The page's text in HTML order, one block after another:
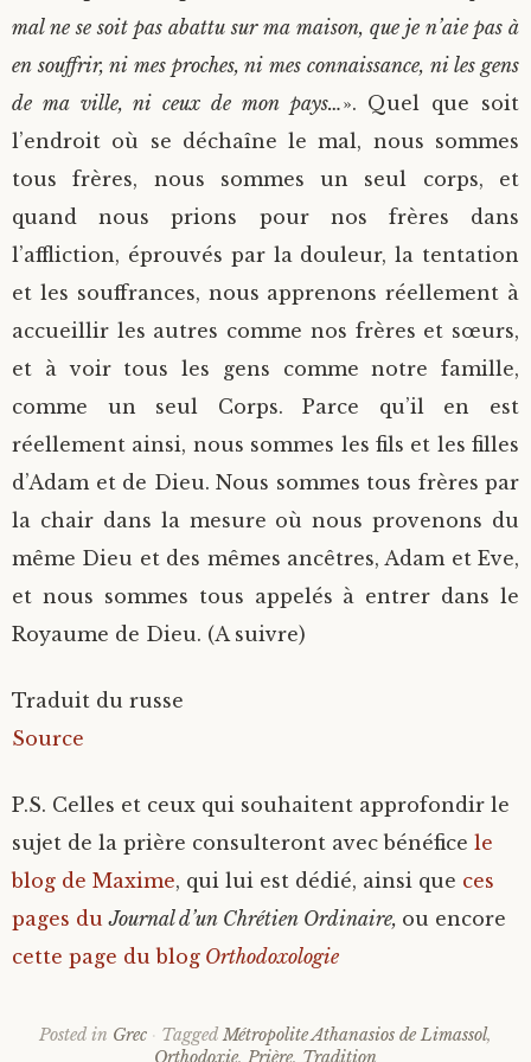
mal ne se soit pas abattu sur ma maison, que je n’aie pas à
en souffrir, ni mes proches, ni mes connaissance, ni les gens
de ma ville, ni ceux de mon pays…». Quel que soit
l’endroit où se déchaîne le mal, nous sommes
tous frères, nous sommes un seul corps, et
quand nous prions pour nos frères dans
l’affliction, éprouvés par la douleur, la tentation
et les souffrances, nous apprenons réellement à
accueillir les autres comme nos frères et sœurs,
et à voir tous les gens comme notre famille,
comme un seul Corps. Parce qu’il en est
réellement ainsi, nous sommes les fils et les filles
d’Adam et de Dieu. Nous sommes tous frères par
la chair dans la mesure où nous provenons du
même Dieu et des mêmes ancêtres, Adam et Eve,
et nous sommes tous appelés à entrer dans le
Royaume de Dieu. (A suivre)
Traduit du russe
Source
P.S. Celles et ceux qui souhaitent approfondir le
sujet de la prière consulteront avec bénéfice le
blog de Maxime, qui lui est dédié, ainsi que ces
pages duJournal d’un Chrétien Ordinaire, ou encore
cette page du blog Orthodoxologie
Posted in Grec TaggedMétropolite Athanasios de Limassol,
Orthodoxie, Prière, Tradition